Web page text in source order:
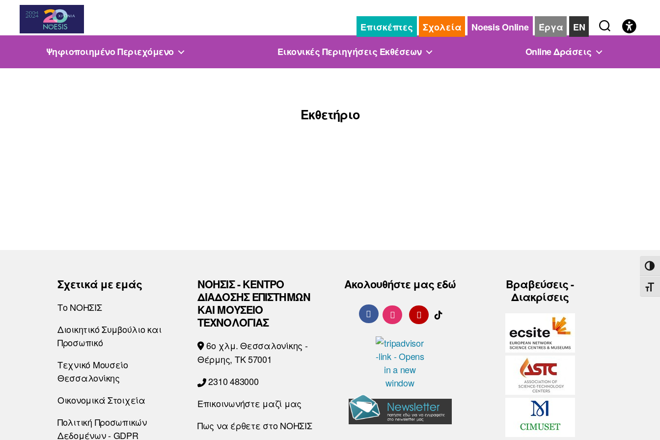
Noesis
Επισκέπτες Σχολεία Noesis Online Έργα
EN
Ψηφιοποιημένο Περιεχόμενο
Εικονικές Περιηγήσεις Εκθέσεων Online Δράσεις
Εκθετήριο
Σχετικά με εμάς
Το ΝΟΗΣΙΣ
Διοικητικό Συμβούλιο και
Προσωπικό
Τεχνικό Μουσείο
Θεσσαλονίκης
Οικονομικά Στοιχεία
Πολιτική Προσωπικών
Δεδομένων - GDPR
ΝΟΗΣΙΣ - ΚΕΝΤΡΟ
ΔΙΑΔΟΣΗΣ ΕΠΙΣΤΗΜΩΝ
ΚΑΙ ΜΟΥΣΕΙΟ
ΤΕΧΝΟΛΟΓΙΑΣ
6o χλμ. Θεσσαλονίκης -
Θέρμης, ΤΚ 57001
2310 483000
Επικοινωνήστε μαζί μας
Πως να έρθετε στο ΝΟΗΣΙΣ
Ακολουθήστε μας εδώ
Βραβεύσεις -
Διακρίσεις